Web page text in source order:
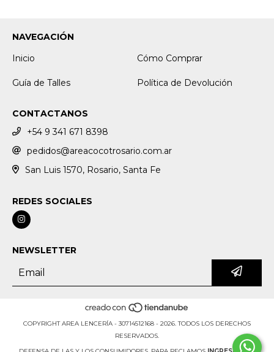
NAVEGACIÓN
Inicio
Cómo Comprar
Guía de Talles Política de Devolución
CONTACTANOS
+54 9 341 671 8398
pedidos@areacocotrosario.com.ar
San Luis 1570, Rosario, Santa Fe
REDES SOCIALES
NEWSLETTER
COPYRIGHT AREA LENCERÍA - 30714512168 - 2026. TODOS LOS DERECHOS
RESERVADOS.